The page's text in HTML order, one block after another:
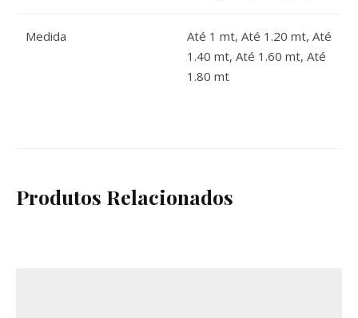
Medida
Até 1 mt, Até 1.20 mt, Até
1.40 mt, Até 1.60 mt, Até
1.80 mt
Produtos Relacionados